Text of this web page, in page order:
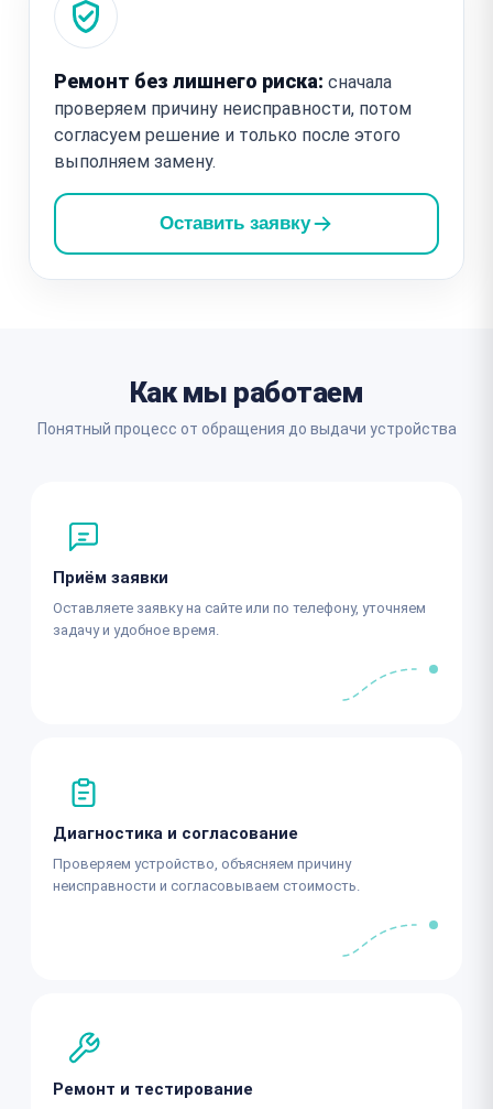
Ремонт без лишнего риска: сначала
проверяем причину неисправности, потом
согласуем решение и только после этого
выполняем замену.
Оставить заявку
Как мы работаем
Понятный процесс от обращения до выдачи устройства
Приём заявки
Оставляете заявку на сайте или по телефону, уточняем
задачу и удобное время.
Диагностика и согласование
Проверяем устройство, объясняем причину
неисправности и согласовываем стоимость.
Ремонт и тестирование